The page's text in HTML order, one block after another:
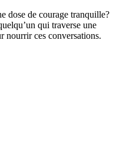
dose de courage tranquille?
qui traverse une
nourrir ces conversations.